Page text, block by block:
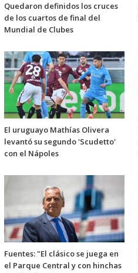
Quedaron definidos los cruces
de los cuartos de final del
Mundial de Clubes
El uruguayo Mathías Olivera
levantó su segundo 'Scudetto'
con el Nápoles
Fuentes: "El clásico se juega en
el Parque Central y con hinchas